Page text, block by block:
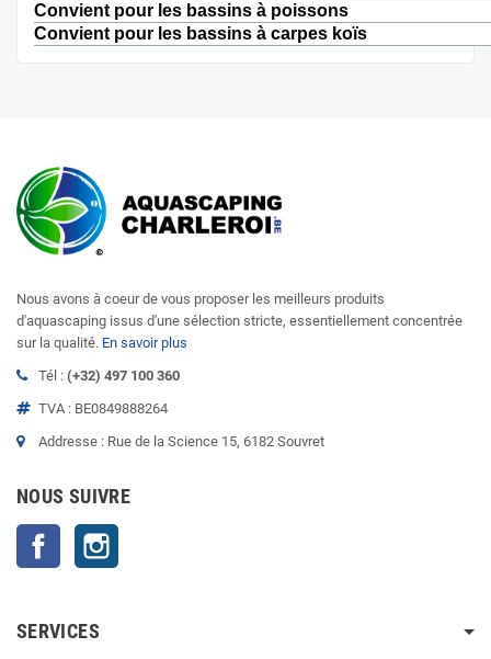
Convient pour les bassins à poissons
Convient pour les bassins à carpes koïs
Nous avons à coeur de vous proposer les meilleurs produits
d'aquascaping issus d'une sélection stricte, essentiellement concentrée
sur la qualité. En savoir plus
Tél : (+32) 497 100 360
TVA : BE0849888264
Addresse : Rue de la Science 15, 6182 Souvret
NOUS SUIVRE
Facebook
SERVICES